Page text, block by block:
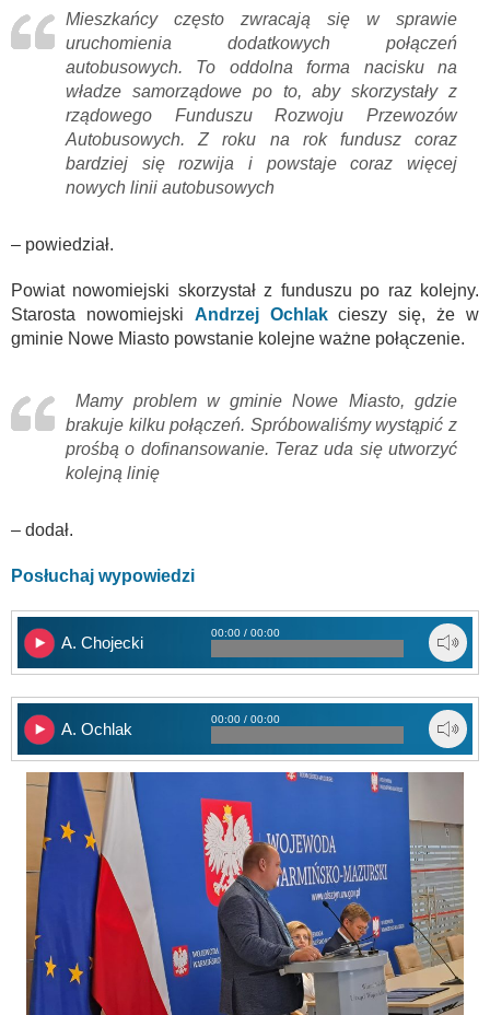
Mieszkańcy często zwracają się w sprawie
uruchomienia dodatkowych połączeń
autobusowych. To oddolna forma nacisku na
władze samorządowe po to, aby skorzystały z
rządowego Funduszu Rozwoju Przewozów
Autobusowych. Z roku na rok fundusz coraz
bardziej się rozwija i powstaje coraz więcej
nowych linii autobusowych
– powiedział.
Powiat nowomiejski skorzystał z funduszu po raz kolejny.
Starosta nowomiejski Andrzej Ochlakcieszy się, że w
gminie Nowe Miasto powstanie kolejne ważne połączenie.
Mamy problem w gminie Nowe Miasto, gdzie
brakuje kilku połączeń. Spróbowaliśmy wystąpić z
prośbą o dofinansowanie. Teraz uda się utworzyć
kolejną linię
– dodał.
Posłuchaj wypowiedzi
A. Chojecki
00:00 / 00:00
A. Ochlak
00:00 / 00:00